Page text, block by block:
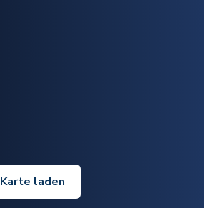
Karte laden